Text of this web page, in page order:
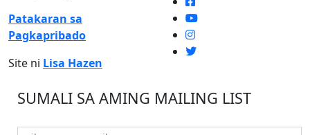
Patakaran sa
Pagkapribado
Site ni Lisa Hazen
SUMALI SA AMING MAILING LIST